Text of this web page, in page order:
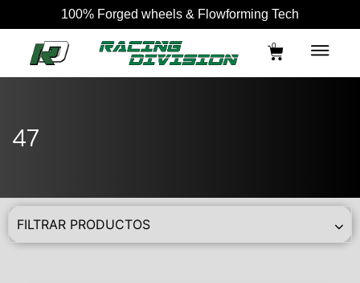
100% Forged wheels & Flowforming Tech
0
47
FILTRAR PRODUCTOS